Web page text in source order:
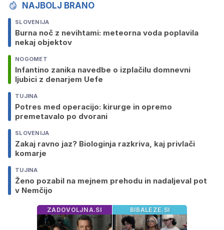
NAJBOLJ BRANO
SLOVENIJA
Burna noč z nevihtami: meteorna voda poplavila
nekaj objektov
NOGOMET
Infantino zanika navedbe o izplačilu domnevni
ljubici z denarjem Uefe
TUJINA
Potres med operacijo: kirurge in opremo
premetavalo po dvorani
SLOVENIJA
Zakaj ravno jaz? Biologinja razkriva, kaj privlači
komarje
TUJINA
Ženo pozabil na mejnem prehodu in nadaljeval pot
v Nemčijo
ZADOVOLJNA.SI BIBALEZE.SI